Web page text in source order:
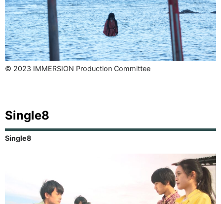
© 2023 IMMERSION Production Committee
Single8
Single8